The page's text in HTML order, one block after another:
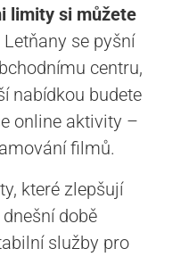
limity si můžete
Letňany se pyšní
centru,
nabídkou budete
online aktivity –
filmů.
které zlepšují
době
služby pro